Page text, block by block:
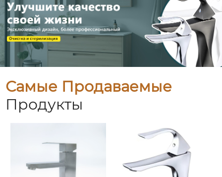
Самые Продаваемые
Продукты